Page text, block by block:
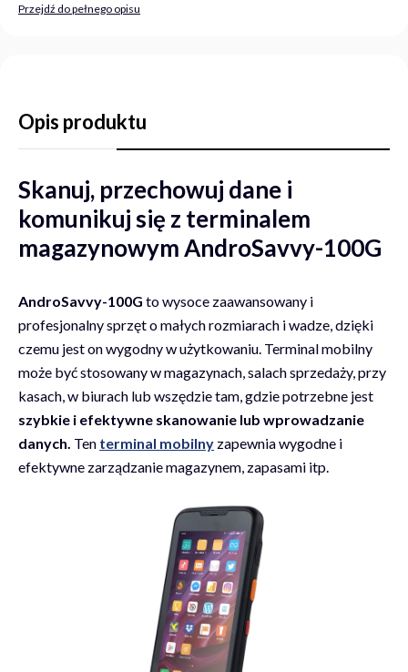
Przejdź do pełnego opisu
Opis produktu
Skanuj, przechowuj dane i
komunikuj się z terminalem
magazynowym AndroSavvy-100G
AndroSavvy-100G to wysoce zaawansowany i
profesjonalny sprzęt o małych rozmiarach i wadze, dzięki
czemu jest on wygodny w użytkowaniu. Terminal mobilny
może być stosowany w magazynach, salach sprzedaży, przy
kasach, w biurach lub wszędzie tam, gdzie potrzebne jest
szybkie i efektywne skanowanie lub wprowadzanie
danych. Ten terminal mobilny zapewnia wygodne i
efektywne zarządzanie magazynem, zapasami itp.